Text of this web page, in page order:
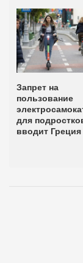
Запрет на
пользование
для
вводит Греция